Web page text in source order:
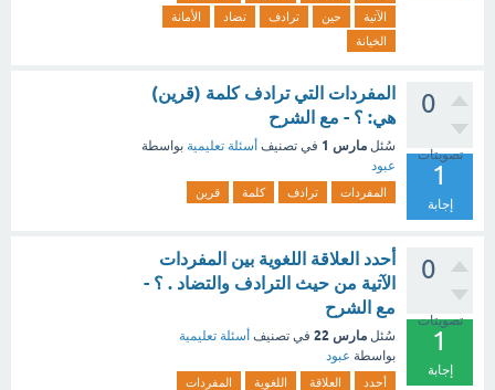
الآتية
حين ترادف تضاد
الأمانة
الخيانة
0
تصويتات
1
إجابة
المفردات التي ترادف كلمة (قرين)
هي: ؟ - مع الشرح
سُئل مارس 1 في تصنيف أسئلة تعليمية بواسطة
عبود
المفردات ترادف كلمة قرين
0
تصويتات
1
إجابة
أحدد العلاقة اللغوية بين المفردات
الآتية من حيث الترادف والتضاد . ؟ -
مع الشرح
سُئل مارس 22 في تصنيف أسئلة تعليمية
بواسطة عبود
أحدد العلاقة اللغوية
المفردات